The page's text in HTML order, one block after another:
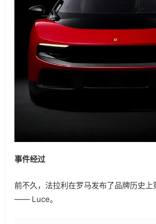
事件经过
前不久，法拉利在罗马发布了品牌历史上
—— Luce。